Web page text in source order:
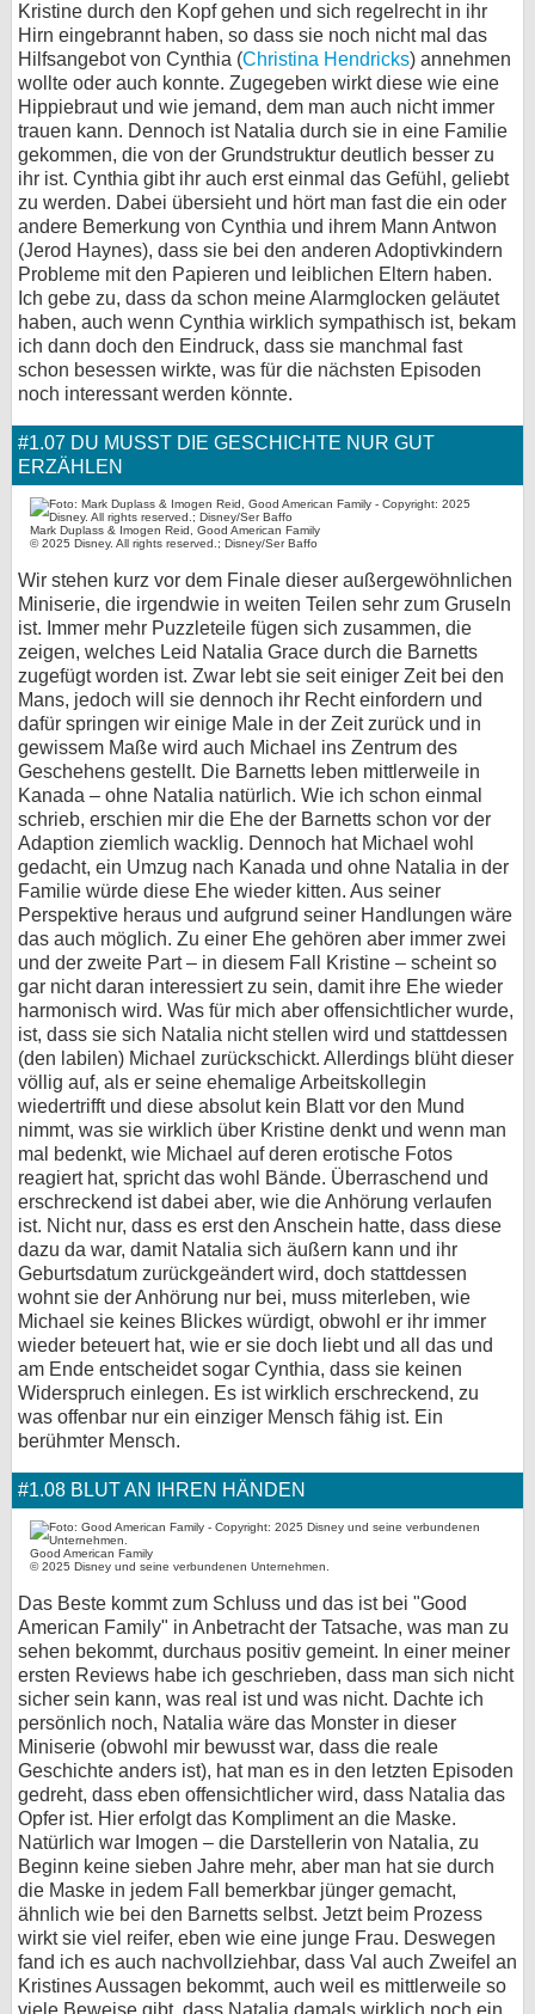
Kristine durch den Kopf gehen und sich regelrecht in ihr
Hirn eingebrannt haben, so dass sie noch nicht mal das
Hilfsangebot von Cynthia (Christina Hendricks) annehmen
wollte oder auch konnte. Zugegeben wirkt diese wie eine
Hippiebraut und wie jemand, dem man auch nicht immer
trauen kann. Dennoch ist Natalia durch sie in eine Familie
gekommen, die von der Grundstruktur deutlich besser zu
ihr ist. Cynthia gibt ihr auch erst einmal das Gefühl, geliebt
zu werden. Dabei übersieht und hört man fast die ein oder
andere Bemerkung von Cynthia und ihrem Mann Antwon
(Jerod Haynes), dass sie bei den anderen Adoptivkindern
Probleme mit den Papieren und leiblichen Eltern haben.
Ich gebe zu, dass da schon meine Alarmglocken geläutet
haben, auch wenn Cynthia wirklich sympathisch ist, bekam
ich dann doch den Eindruck, dass sie manchmal fast
schon besessen wirkte, was für die nächsten Episoden
noch interessant werden könnte.
#1.07 DU MUSST DIE GESCHICHTE NUR GUT
ERZÄHLEN
Mark Duplass & Imogen Reid, Good American Family
© 2025 Disney. All rights reserved.; Disney/Ser Baffo
Wir stehen kurz vor dem Finale dieser außergewöhnlichen
Miniserie, die irgendwie in weiten Teilen sehr zum Gruseln
ist. Immer mehr Puzzleteile fügen sich zusammen, die
zeigen, welches Leid Natalia Grace durch die Barnetts
zugefügt worden ist. Zwar lebt sie seit einiger Zeit bei den
Mans, jedoch will sie dennoch ihr Recht einfordern und
dafür springen wir einige Male in der Zeit zurück und in
gewissem Maße wird auch Michael ins Zentrum des
Geschehens gestellt. Die Barnetts leben mittlerweile in
Kanada – ohne Natalia natürlich. Wie ich schon einmal
schrieb, erschien mir die Ehe der Barnetts schon vor der
Adaption ziemlich wacklig. Dennoch hat Michael wohl
gedacht, ein Umzug nach Kanada und ohne Natalia in der
Familie würde diese Ehe wieder kitten. Aus seiner
Perspektive heraus und aufgrund seiner Handlungen wäre
das auch möglich. Zu einer Ehe gehören aber immer zwei
und der zweite Part – in diesem Fall Kristine – scheint so
gar nicht daran interessiert zu sein, damit ihre Ehe wieder
harmonisch wird. Was für mich aber offensichtlicher wurde,
ist, dass sie sich Natalia nicht stellen wird und stattdessen
(den labilen) Michael zurückschickt. Allerdings blüht dieser
völlig auf, als er seine ehemalige Arbeitskollegin
wiedertrifft und diese absolut kein Blatt vor den Mund
nimmt, was sie wirklich über Kristine denkt und wenn man
mal bedenkt, wie Michael auf deren erotische Fotos
reagiert hat, spricht das wohl Bände. Überraschend und
erschreckend ist dabei aber, wie die Anhörung verlaufen
ist. Nicht nur, dass es erst den Anschein hatte, dass diese
dazu da war, damit Natalia sich äußern kann und ihr
Geburtsdatum zurückgeändert wird, doch stattdessen
wohnt sie der Anhörung nur bei, muss miterleben, wie
Michael sie keines Blickes würdigt, obwohl er ihr immer
wieder beteuert hat, wie er sie doch liebt und all das und
am Ende entscheidet sogar Cynthia, dass sie keinen
Widerspruch einlegen. Es ist wirklich erschreckend, zu
was offenbar nur ein einziger Mensch fähig ist. Ein
berühmter Mensch.
#1.08 BLUT AN IHREN HÄNDEN
Good American Family
© 2025 Disney und seine verbundenen Unternehmen.
Das Beste kommt zum Schluss und das ist bei "Good
American Family" in Anbetracht der Tatsache, was man zu
sehen bekommt, durchaus positiv gemeint. In einer meiner
ersten Reviews habe ich geschrieben, dass man sich nicht
sicher sein kann, was real ist und was nicht. Dachte ich
persönlich noch, Natalia wäre das Monster in dieser
Miniserie (obwohl mir bewusst war, dass die reale
Geschichte anders ist), hat man es in den letzten Episoden
gedreht, dass eben offensichtlicher wird, dass Natalia das
Opfer ist. Hier erfolgt das Kompliment an die Maske.
Natürlich war Imogen – die Darstellerin von Natalia, zu
Beginn keine sieben Jahre mehr, aber man hat sie durch
die Maske in jedem Fall bemerkbar jünger gemacht,
ähnlich wie bei den Barnetts selbst. Jetzt beim Prozess
wirkt sie viel reifer, eben wie eine junge Frau. Deswegen
fand ich es auch nachvollziehbar, dass Val auch Zweifel an
Kristines Aussagen bekommt, auch weil es mittlerweile so
viele Beweise gibt, dass Natalia damals wirklich noch ein